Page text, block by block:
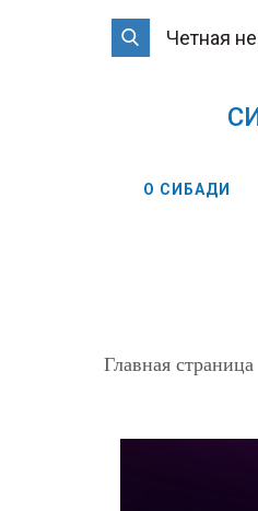
Четная
О СИБАДИ
Главная страница